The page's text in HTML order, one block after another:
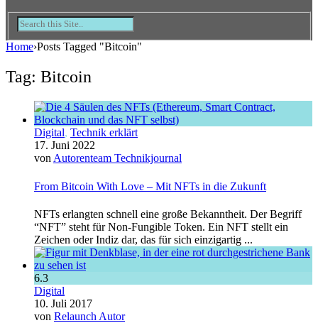
Home›Posts Tagged "Bitcoin"
Tag: Bitcoin
Digital, Technik erklärt
17. Juni 2022
von Autorenteam Technikjournal
From Bitcoin With Love – Mit NFTs in die Zukunft
NFTs erlangten schnell eine große Bekanntheit. Der Begriff
“NFT” steht für Non-Fungible Token. Ein NFT stellt ein
Zeichen oder Indiz dar, das für sich einzigartig ...
6.3
Digital
10. Juli 2017
von Relaunch Autor